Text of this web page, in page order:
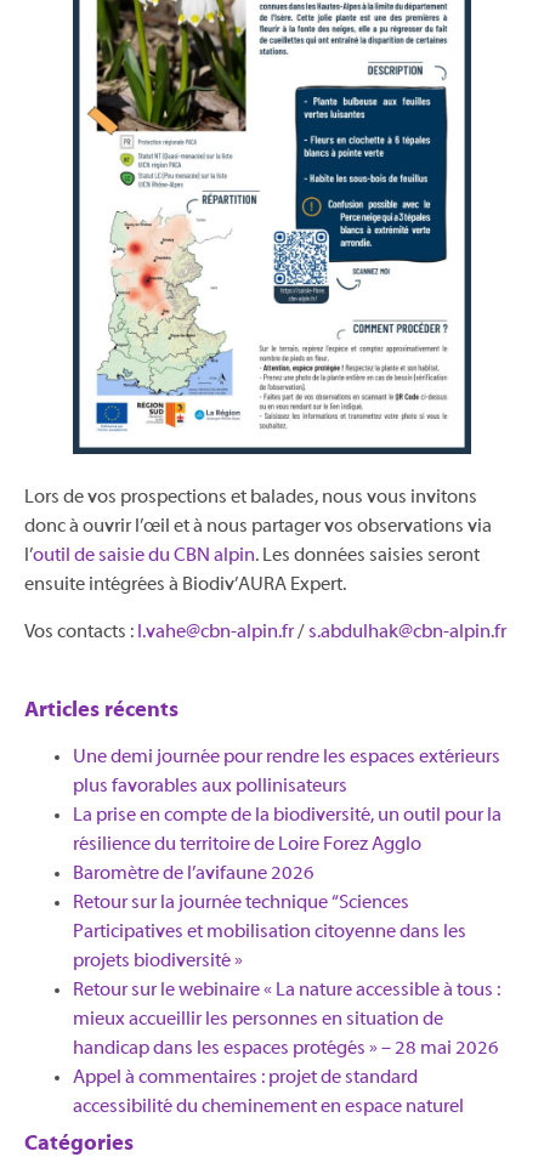
Lors de vos prospections et balades, nous vous invitons
donc à ouvrir l’œil et à nous partager vos observations via
l’outil de saisie du CBN alpin. Les données saisies seront
ensuite intégrées à Biodiv’AURA Expert.
Vos contacts : l.vahe@cbn-alpin.fr/s.abdulhak@cbn-alpin.fr
Articles récents
Une demi journée pour rendre les espaces extérieurs
plus favorables aux pollinisateurs
La prise en compte de la biodiversité, un outil pour la
résilience du territoire de Loire Forez Agglo​
Baromètre de l’avifaune 2026
Retour sur la journée technique “Sciences
Participatives et mobilisation citoyenne dans les
projets biodiversité »
Retour sur le webinaire « La nature accessible à tous :
mieux accueillir les personnes en situation de
handicap dans les espaces protégés » – 28 mai 2026
Appel à commentaires : projet de standard
accessibilité du cheminement en espace naturel
Catégories